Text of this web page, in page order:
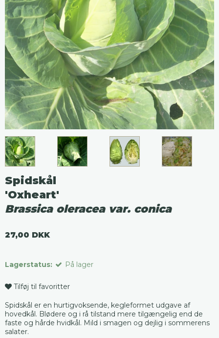
Spidskål
'Oxheart'
Brassica oleracea var. conica
27,00 DKK
Lagerstatus: På lager
Tilføj til favoritter
Spidskål er en hurtigvoksende, kegleformet udgave af
hovedkål. Blødere og i rå tilstand mere tilgængelig end de
faste og hårde hvidkål. Mild i smagen og dejlig i sommerens
salater.